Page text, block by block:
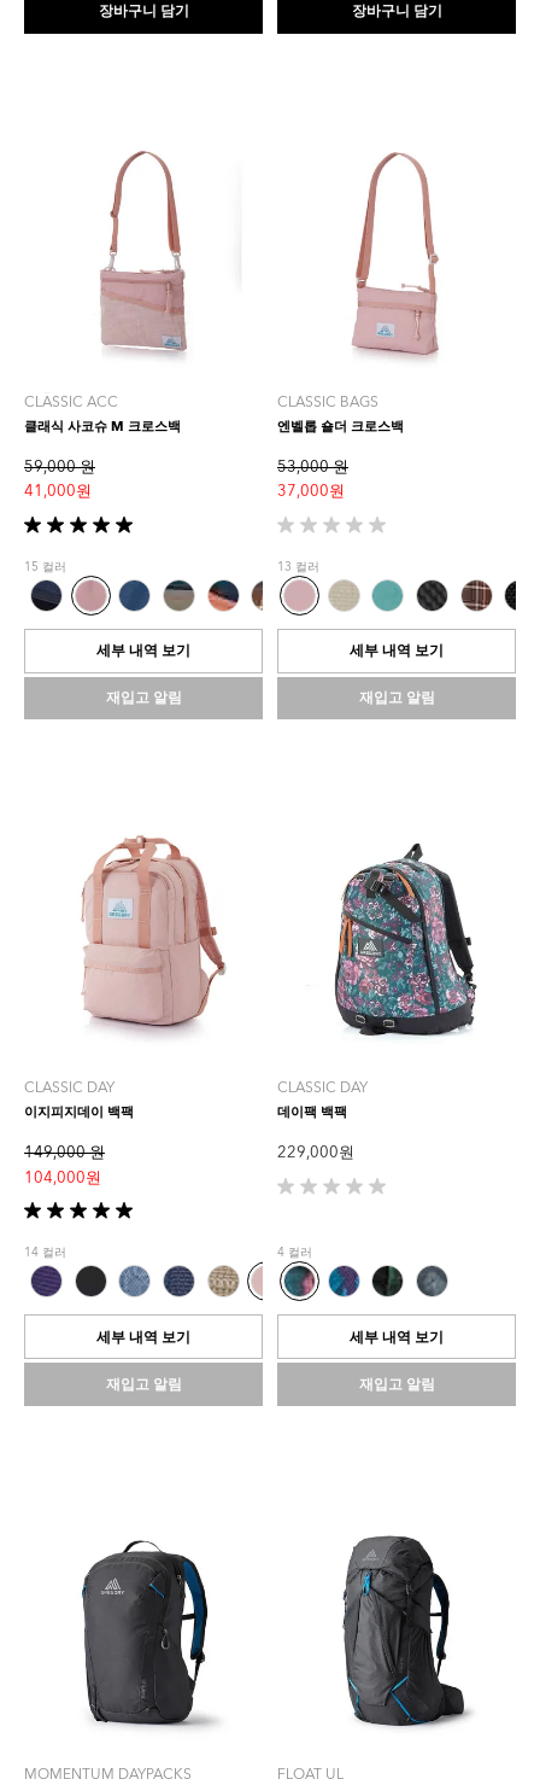
다.
장바구니 담기
다.
장바구니 담기
CLASSIC ACC
클래식 사코슈 M 크로스백
59,000 원
41,000 원
별
5
개
중
5.0
입
다.
15 컬러
세부 내역 보기
재입고 알림
CLASSIC BAGS
엔벨롭 숄더 크로스백
53,000 원
37,000 원
별
5
개
중
0.0
입
다.
13 컬러
세부 내역 보기
재입고 알림
CLASSIC DAY
이지피지데이 백팩
149,000 원
104,000 원
별
5
개
중
5.0
입
다.
14 컬러
세부 내역 보기
재입고 알림
CLASSIC DAY
데이팩 백팩
229,000 원
별
개
중
0.0
개
니
4 컬러
세부 내역 보기
재입고 알림
MOMENTUM DAYPACKS FLOAT UL